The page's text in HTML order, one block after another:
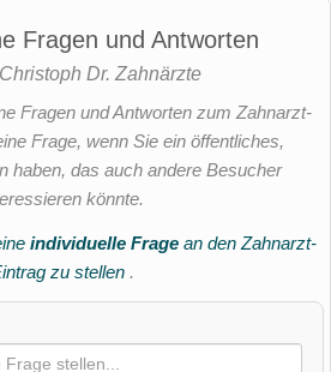
Fragen und Antworten
Dr. Zahnärzte
Fragen und Antworten zum Zahnarzt-
Frage, wenn Sie ein öffentliches,
haben, das auch andere Besucher
könnte.
individuelle Fragean den Zahnarzt-
zu stellen .